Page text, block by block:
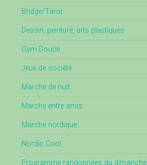
Bridge/Tarot
Dessin, peinture, arts plastiques
Gym Douce
Jeux de société
Marche de nuit
Marche entre amis
Marche nordique
Nordic Cool
Programme randonnées du dimanche